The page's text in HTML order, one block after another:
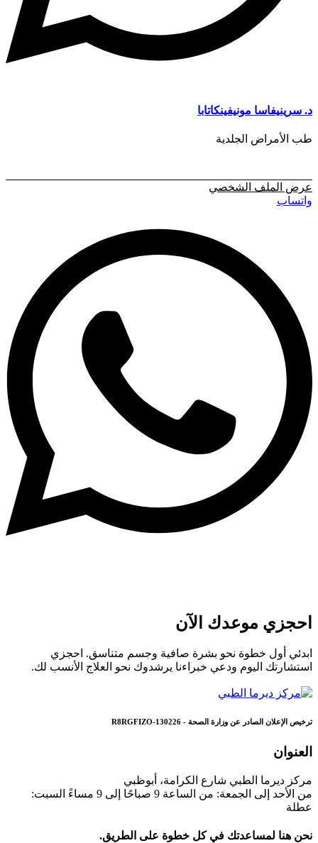
د. سرينيفاسا مونيفينكاتابا
طب الأمراض الجلدية
عرض الملف الشخصي
واتساب
احجزي موعدك الآن
ابدئي أول خطوة نحو بشرة صافية وجسم متناسق. احجزي
استشارتك اليوم ودعي خبراءنا يرشدوك نحو العلاج الأنسب لك.
ترخيص الإعلان الصادر عن وزارة الصحة - R8RGFIZO-130226
العنوان
مركز ديرما الطبي شارع الكرامة، أبوظبي
من الأحد إلى الجمعة: من الساعة 9 صباحًا إلى 9 مساءً السبت:
عطلة
نحن هنا لمساعدتك في كل خطوة على الطريق.